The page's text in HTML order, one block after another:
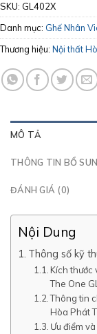
SKU: GL402X
Danh mục: Ghế Nhân
Thương hiệu: Nội thất
MÔ TẢ
THÔNG TIN BỔ
ĐÁNH GIÁ (0)
Nội Dung
Thông số kỹ
Kích thước
The One
Thông tin
Hòa Phát
Ưu điểm